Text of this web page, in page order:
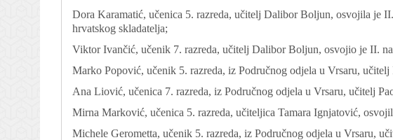
Dora Karamatić, učenica 5. razreda, učitelj Dalibor Boljun, osvojila je
hrvatskog skladatelja;
Viktor Ivančić, učenik 7. razreda, učitelj Dalibor Boljun, osvojio je II.
Marko Popović, učenik 5. razreda, iz Područnog odjela u Vrsaru,
Ana Liović, učenica 7. razreda, iz Područnog odjela u Vrsaru, učitelj
Mirna Marković, učenica 5. razreda, učiteljica Tamara Ignjatović,
Michele Gerometta, učenik 5. razreda, iz Područnog odjela u Vrsaru,